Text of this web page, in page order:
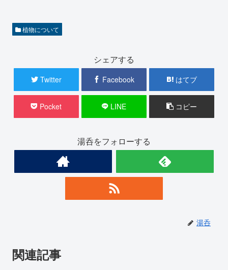
植物について
シェアする
Twitter Facebook はてブ
Pocket LINE コピー
湯呑をフォローする
湯呑
関連記事